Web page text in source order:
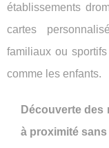
établissements
cartes
familiaux ou
comme les enfants.
Découverte des
à proximité